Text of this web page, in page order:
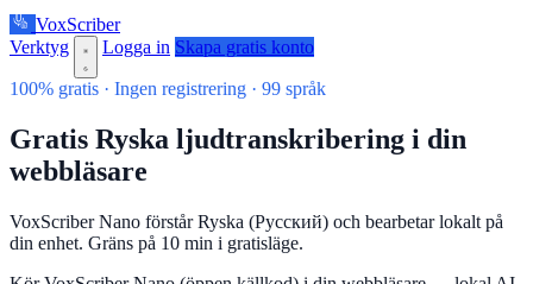
VoxScriber
Verktyg
Logga in Skapa gratis konto
100% gratis · Ingen registrering · 99 språk
Gratis Ryska ljudtranskribering i din
webbläsare
VoxScriber Nano förstår Ryska (Русский) och bearbetar lokalt på
din enhet. Gräns på 10 min i gratisläge.